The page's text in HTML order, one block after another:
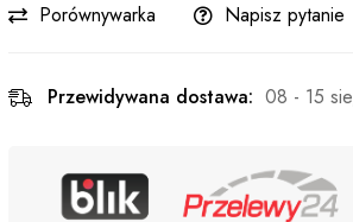
Porównywarka Napisz pytanie
Przewidywana dostawa: 08 - 15